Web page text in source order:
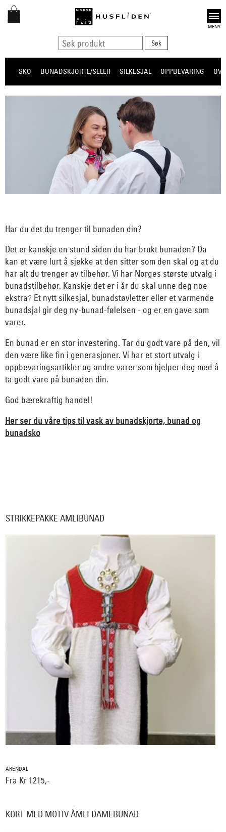
Open
SKO BUNADSKJORTE/SELER SILKESJAL OPPBEVARING
Har du det du trenger til bunaden din?
Det er kanskje en stund siden du har brukt bunaden? Da
kan et være lurt å sjekke at den sitter som den skal og at du
har alt du trenger av tilbehør. Vi har Norges største utvalg i
bunadstilbehør. Kanskje det er i år du skal unne deg noe
ekstra? Et nytt silkesjal, bunadstøvletter eller et varmende
bunadsjal gir deg ny-bunad-følelsen - og er en gave som
varer.
En bunad er en stor investering. Tar du godt vare på den, vil
den være like fin i generasjoner. Vi har et stort utvalg i
oppbevaringsartikler og andre varer som hjelper deg med å
ta godt vare på bunaden din.
God bærekraftig handel!
Her ser du våre tips til vask av bunadskjorte, bunad og
bunadsko
STRIKKEPAKKE AMLIBUNAD
ARENDAL
Fra Kr 1215,-
KORT MED MOTIV ÅMLI DAMEBUNAD